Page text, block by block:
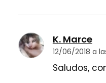
K. Marce
12/06/2018 a
Saludos,